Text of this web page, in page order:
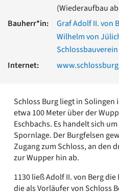
Impressum
Datenschutz
Suchbegriff eingeben
(Wiederaufbau
Bauherr*in:
Graf Adolf II. von
Wilhelm von
Internet:
Schloss Burg liegt in Solingen
etwa 100 Meter über der
Eschbachs. Es handelt sich
Spornlage. Der Burgfelsen
Zugang zum Schloss, an den
zur Wupper hin ab.
1130 ließ Adolf II. von Berg
die als Vorläufer von Schloss